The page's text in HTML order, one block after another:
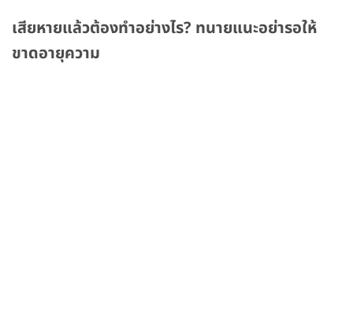
เสียหายแล้วต้องทำอย่างไร? ทนายแนะอย่ารอให้
ขาดอายุความ